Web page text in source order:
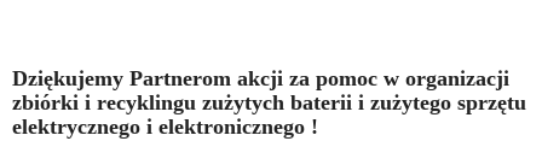
Dziękujemy Partnerom akcji za pomoc w organizacji
zbiórki i recyklingu zużytych baterii i zużytego sprzętu
elektrycznego i elektronicznego !